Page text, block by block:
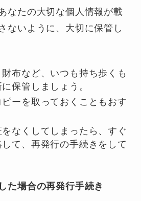
なたの大切な個人情報が載
ないように、大切に保管し
布など、いつも持ち歩くも
保管しましょう。
ーを取っておくこともおす
なくしてしまったら、すぐ
て、再発行の手続きをして
た場合の再発行手続き